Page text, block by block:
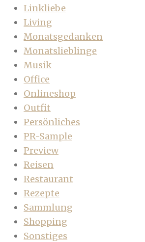
Linkliebe
Living
Monatsgedanken
Monatslieblinge
Musik
Office
Onlineshop
Outfit
Persönliches
PR-Sample
Preview
Reisen
Restaurant
Rezepte
Sammlung
Shopping
Sonstiges